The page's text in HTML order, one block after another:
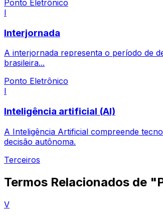
Ponto Eletrônico
I
Interjornada
A interjornada representa o período de
brasileira...
Ponto Eletrônico
I
Inteligência artificial (AI)
A Inteligência Artificial compreende
decisão autônoma.
Terceiros
Termos Relacionados de
V